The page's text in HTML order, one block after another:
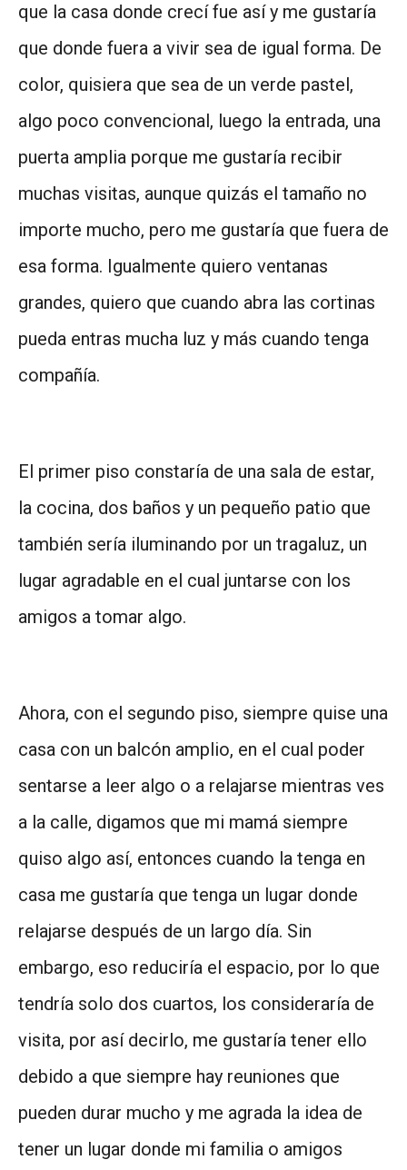
que la casa donde crecí fue así y me gustaría
que donde fuera a vivir sea de igual forma. De
color, quisiera que sea de un verde pastel,
algo poco convencional, luego la entrada, una
puerta amplia porque me gustaría recibir
muchas visitas, aunque quizás el tamaño no
importe mucho, pero me gustaría que fuera de
esa forma. Igualmente quiero ventanas
grandes, quiero que cuando abra las cortinas
pueda entras mucha luz y más cuando tenga
compañía.
El primer piso constaría de una sala de estar,
la cocina, dos baños y un pequeño patio que
también sería iluminando por un tragaluz, un
lugar agradable en el cual juntarse con los
amigos a tomar algo.
Ahora, con el segundo piso, siempre quise una
casa con un balcón amplio, en el cual poder
sentarse a leer algo o a relajarse mientras ves
a la calle, digamos que mi mamá siempre
quiso algo así, entonces cuando la tenga en
casa me gustaría que tenga un lugar donde
relajarse después de un largo día. Sin
embargo, eso reduciría el espacio, por lo que
tendría solo dos cuartos, los consideraría de
visita, por así decirlo, me gustaría tener ello
debido a que siempre hay reuniones que
pueden durar mucho y me agrada la idea de
tener un lugar donde mi familia o amigos